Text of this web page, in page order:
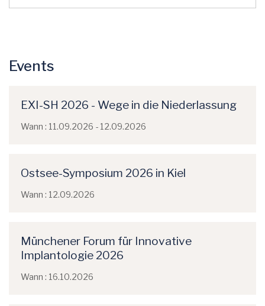
Events
EXI-SH 2026 - Wege in die Niederlassung
Wann : 11.09.2026 - 12.09.2026
Ostsee-Symposium 2026 in Kiel
Wann : 12.09.2026
Münchener Forum für Innovative
Implantologie 2026
Wann : 16.10.2026